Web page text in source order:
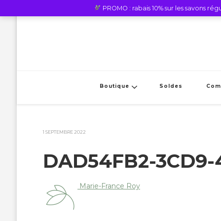
PROMO : rabais 10% sur les savons
Boutique Soldes
1 SEPTEMBRE 2022
DAD54FB2-3CD9-
Marie-France Roy